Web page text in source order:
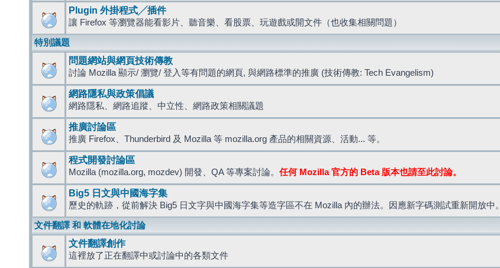
Plugin 外掛程式╱插件
讓 Firefox 等瀏覽器能看影片、聽音樂、看股票、玩遊戲或開文件（也收集相關問題）
特別議題
問題網站與網頁技術傳教
討論 Mozilla 顯示/ 瀏覽/ 登入等有問題的網頁, 與網路標準的推廣 (技術傳教: Tech Evangelism)
網路隱私與政策倡議
網路隱私、網路追蹤、中立性、網路政策相關議題
推廣討論區
推廣 Firefox、Thunderbird 及 Mozilla 等 mozilla.org 產品的相關資源、活動... 等。
程式開發討論區
Mozilla (mozilla.org, mozdev) 開發、QA 等專案討論。 任何 Mozilla 官方的 Beta 版本也請至此討論。
Big5 日文與中國海字集
歷史的軌跡，從前解決 Big5 日文字與中國海字集等造字區不在 Mozilla 內的辦法。因應新字碼測試重新開放中。
文件翻譯 和 軟體在地化討論
文件翻譯創作
這裡放了正在翻譯中或討論中的各類文件